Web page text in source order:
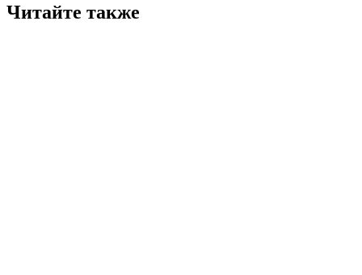
Читайте также